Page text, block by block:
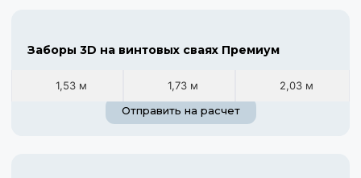
Заборы 3D на винтовых сваях Премиум
1,53 м 1,73 м
2,03 м
Отправить на расчет